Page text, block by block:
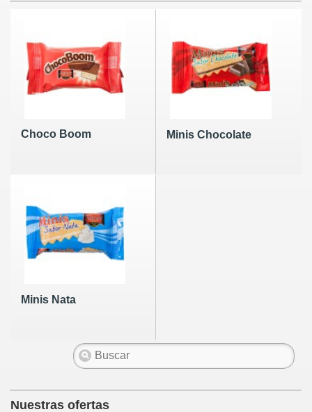
Choco Boom Minis Chocolate
Minis Nata
Nuestras ofertas